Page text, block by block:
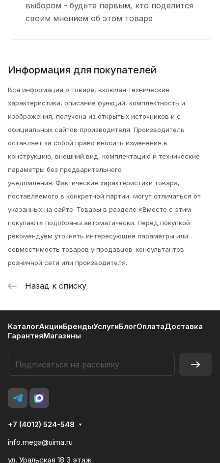
выбором - будьте первым, кто поделится
своим мнением об этом товаре
Информация для покупателей
Вся информация о товаре, включая технические
характеристики, описание функций, комплектность и
изображения, получена из открытых источников и с
официальных сайтов производителя. Производитель
оставляет за собой право вносить изменения в
конструкцию, внешний вид, комплектацию и технические
параметры без предварительного
уведомления. Фактические характеристики товара,
поставляемого в конкретной партии, могут отличаться от
указанных на сайте. Товары в разделе «Вместе с этим
покупают» подобраны автоматически. Перед покупкой
рекомендуем уточнять интересующие параметры или
совместимость товаров у продавцов-консультантов
розничной сети или производителя.
Назад к списку
КаталогАкцииБрендыУслугиБлогОплатаДоставка
ГарантияМагазины
+7 (4012) 524-548
info.mega@uima.ru
ул. Уральская 18 3 этаж